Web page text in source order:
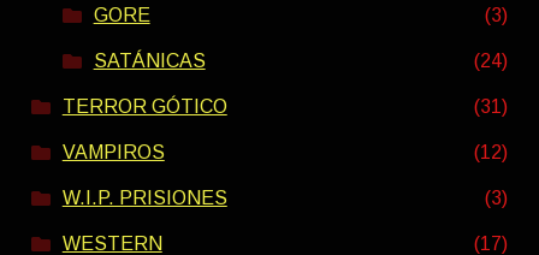
GORE (3)
SATÁNICAS (24)
TERROR GÓTICO (31)
VAMPIROS (12)
W.I.P. PRISIONES (3)
WESTERN (17)